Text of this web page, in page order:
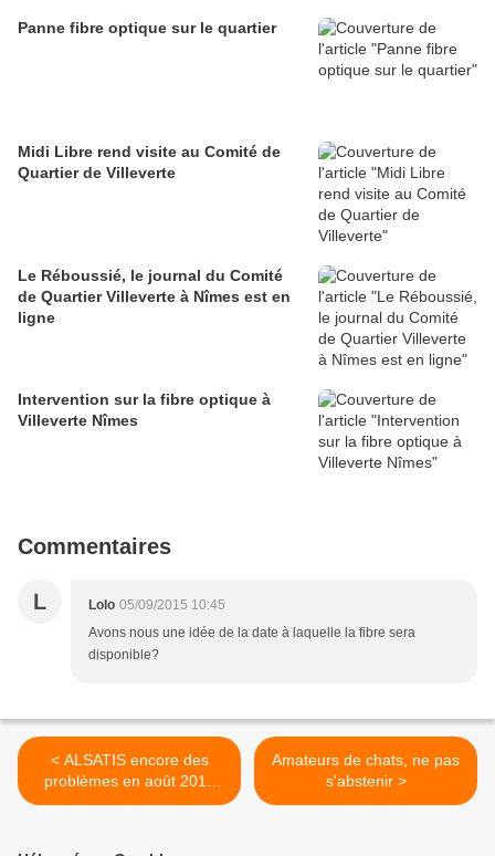
Panne fibre optique sur le quartier
Midi Libre rend visite au Comité de
Quartier de Villeverte
Le Réboussié, le journal du Comité
de Quartier Villeverte à Nîmes est en
ligne
Intervention sur la fibre optique à
Villeverte Nîmes
Commentaires
L Lolo 05/09/2015 10:45
Avons nous une idée de la date à laquelle la fibre sera
disponible?
< ALSATIS encore des
problèmes en août 2015
sur Villeverte
Amateurs de chats, ne pas
s'abstenir >